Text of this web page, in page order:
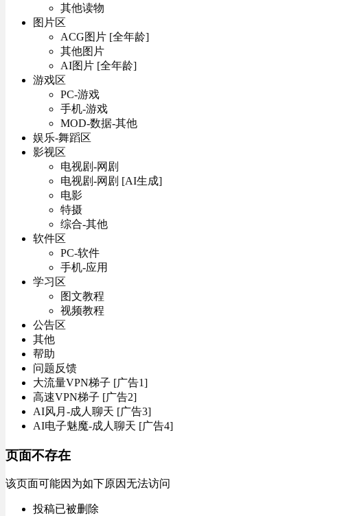
其他读物
图片区
ACG图片 [全年龄]
其他图片
AI图片 [全年龄]
游戏区
PC-游戏
手机-游戏
MOD-数据-其他
娱乐-舞蹈区
影视区
电视剧-网剧
电视剧-网剧 [AI生成]
电影
特摄
综合-其他
软件区
PC-软件
手机-应用
学习区
图文教程
视频教程
公告区
其他
帮助
问题反馈
大流量VPN梯子 [广告1]
高速VPN梯子 [广告2]
AI风月-成人聊天 [广告3]
AI电子魅魔-成人聊天 [广告4]
页面不存在
该页面可能因为如下原因无法访问
投稿已被删除